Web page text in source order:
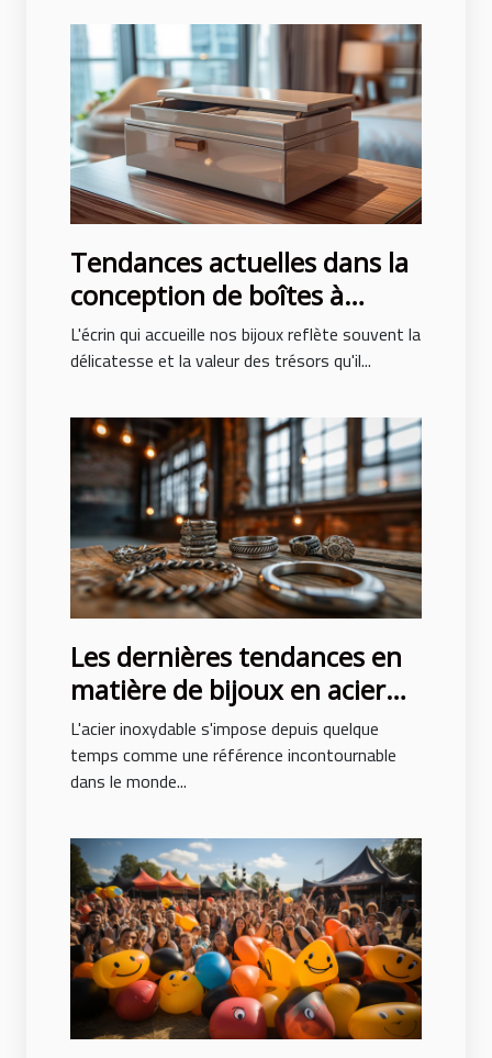
Tendances actuelles dans la
conception de boîtes à
bijoux pour hommes et
femmes
L'écrin qui accueille nos bijoux reflète souvent la
délicatesse et la valeur des trésors qu'il...
Les dernières tendances en
matière de bijoux en acier
inoxydable
L'acier inoxydable s'impose depuis quelque
temps comme une référence incontournable
dans le monde...